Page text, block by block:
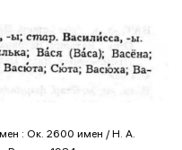
: Ок. 2600 имен / Н. А.